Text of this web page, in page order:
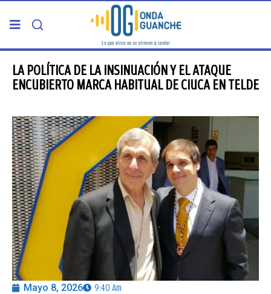
PORTADA
GRAN CANARIA
CANARIAS
5ª COLUMNA
CARTAS DEL DIRECTOR
ENTREVISTAS
LA POLÍTICA DE LA INSINUACIÓN Y EL ATAQUE
ENCUBIERTO MARCA HABITUAL DE CIUCA EN TELDE
Mayo 8, 2026 9:40 Am